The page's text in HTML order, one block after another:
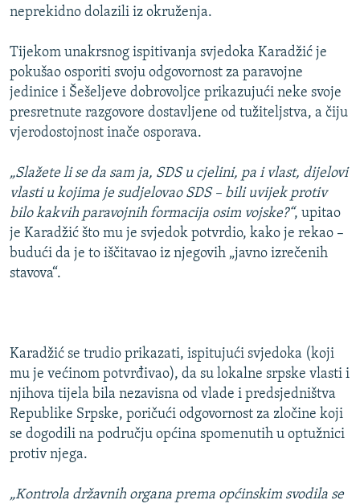
neprekidno dolazili iz okruženja.
Tijekom unakrsnog ispitivanja svjedoka Karadžić je
pokušao osporiti svoju odgovornost za paravojne
jedinice i Šešeljeve dobrovoljce prikazujući neke svoje
presretnute razgovore dostavljene od tužiteljstva, a čiju
vjerodostojnost inače osporava.
„Slažete li se da sam ja, SDS u cjelini, pa i vlast, dijelovi
vlasti u kojima je sudjelovao SDS – bili uvijek protiv
bilo kakvih paravojnih formacija osim vojske?“, upitao
je Karadžić što mu je svjedok potvrdio, kako je rekao –
budući da je to iščitavao iz njegovih „javno izrečenih
stavova“.
Karadžić se trudio prikazati, ispitujući svjedoka (koji
mu je većinom potvrđivao), da su lokalne srpske vlasti i
njihova tijela bila nezavisna od vlade i predsjedništva
Republike Srpske, poričući odgovornost za zločine koji
se dogodili na području općina spomenutih u optužnici
protiv njega.
„Kontrola državnih organa prema općinskim svodila se